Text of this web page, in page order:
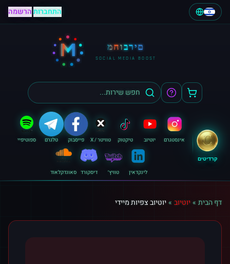
התחברות|הרשמה
M מחוברים
SOCIAL MEDIA BOOST
קרדיטים
אינסטגרם יוטיוב טיקטוק טוויטר / X פייסבוק טלגרם ספוטיפיי
לינקדאין טוויץ׳ דיסקורד סאונדקלאוד
דף הבית »יוטיוב »יוטיוב צפיות מיידי